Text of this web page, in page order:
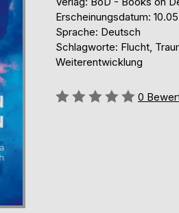
Erscheinungsdatum:
Sprache: Deutsch
Schlagworte: Flucht,
Weiterentwicklung
Bewertung::
0